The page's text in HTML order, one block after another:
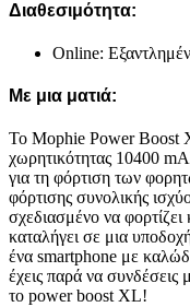
Διαθεσιμότητα:
Online:
Με μια ματιά:
Το Mophie Power Boost
χωρητικότητας 10400
για τη φόρτιση των
φόρτισης συνολικής
σχεδιασμένο να
καταλήγει σε μια
ένα smartphone με
έχεις παρά να
το power boost XL!